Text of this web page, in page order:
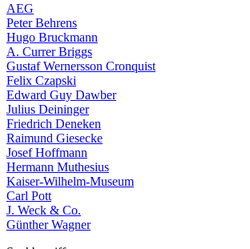
AEG
Peter Behrens
Hugo Bruckmann
A. Currer Briggs
Gustaf Wernersson Cronquist
Felix Czapski
Edward Guy Dawber
Julius Deininger
Friedrich Deneken
Raimund Giesecke
Josef Hoffmann
Hermann Muthesius
Kaiser-Wilhelm-Museum
Carl Pott
J. Weck & Co.
Günther Wagner